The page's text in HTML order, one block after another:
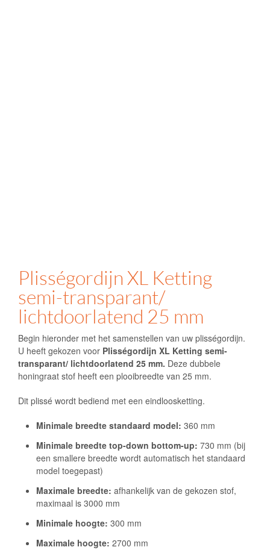
Plisségordijn XL Ketting
semi-transparant/
lichtdoorlatend 25 mm
Begin hieronder met het samenstellen van uw plisségordijn.
U heeft gekozen voor Plisségordijn XL Ketting semi-
transparant/ lichtdoorlatend 25 mm. Deze dubbele
honingraat stof heeft een plooibreedte van 25 mm.
Dit plissé wordt bediend met een eindloosketting.
Minimale breedte standaard model: 360 mm
Minimale breedte top-down bottom-up: 730 mm (bij
een smallere breedte wordt automatisch het standaard
model toegepast)
Maximale breedte: afhankelijk van de gekozen stof,
maximaal is 3000 mm
Minimale hoogte: 300 mm
Maximale hoogte: 2700 mm